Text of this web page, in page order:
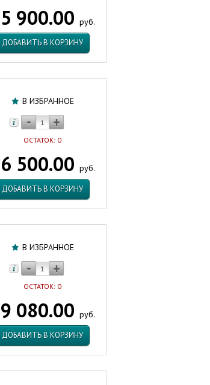
900.00 руб.
ДОБАВИТЬ В КОРЗИНУ
В ИЗБРАННОЕ
ОСТАТОК: 0
500.00 руб.
ДОБАВИТЬ В КОРЗИНУ
В ИЗБРАННОЕ
ОСТАТОК: 0
080.00 руб.
ДОБАВИТЬ В КОРЗИНУ